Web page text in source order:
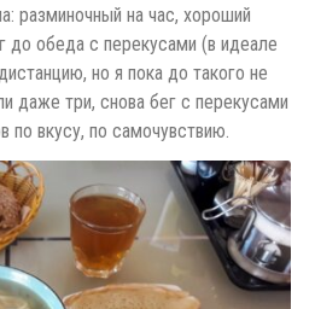
разминочный на час, хороший
до обеда с перекусами (в идеале
но я пока до такого не
даже три, снова бег с перекусами
по вкусу, по самочувствию.